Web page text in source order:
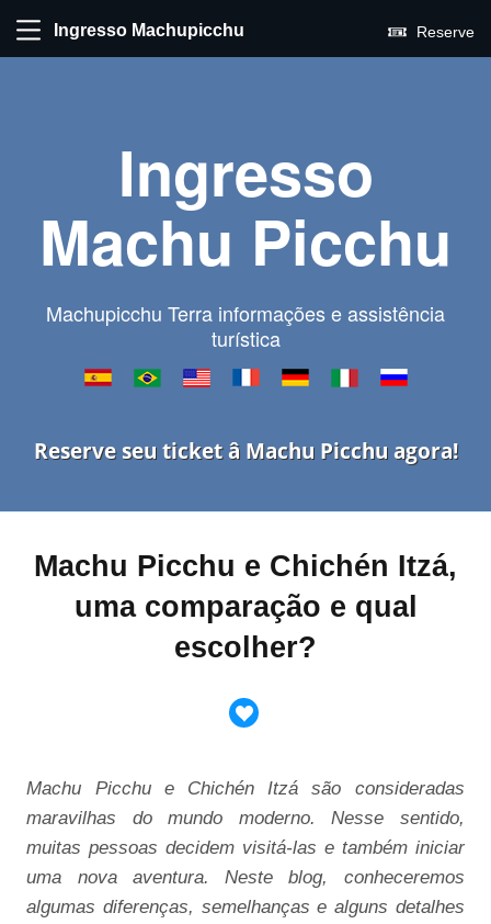
Ingresso Machupicchu Reserve
Ingresso
Machu Picchu
Machupicchu Terra informações e assistência
turística
Reserve seu ticket â Machu Picchu agora!
Machu Picchu e Chichén Itzá,
uma comparação e qual
escolher?
Machu Picchu e Chichén Itzá são consideradas
maravilhas do mundo moderno. Nesse sentido,
muitas pessoas decidem visitá-las e também iniciar
uma nova aventura. Neste blog, conheceremos
algumas diferenças, semelhanças e alguns detalhes